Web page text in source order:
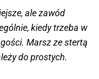
ale zawód
kiedy trzeba w
Marsz ze stertą
do prostych.